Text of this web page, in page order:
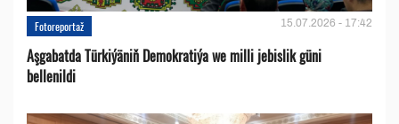
Fotoreportaž 15.07.2026 - 17:42
Aşgabatda Türkiýäniň Demokratiýa we milli jebislik güni
bellenildi